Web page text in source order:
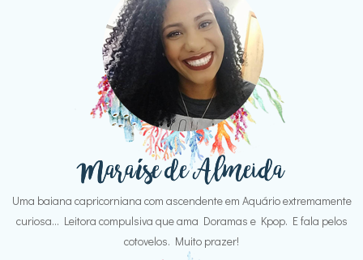
Uma baiana capricorniana com ascendente em Aquário extremamente
curiosa... Leitora compulsiva que ama Doramas e Kpop. E fala pelos
cotovelos. Muito prazer!